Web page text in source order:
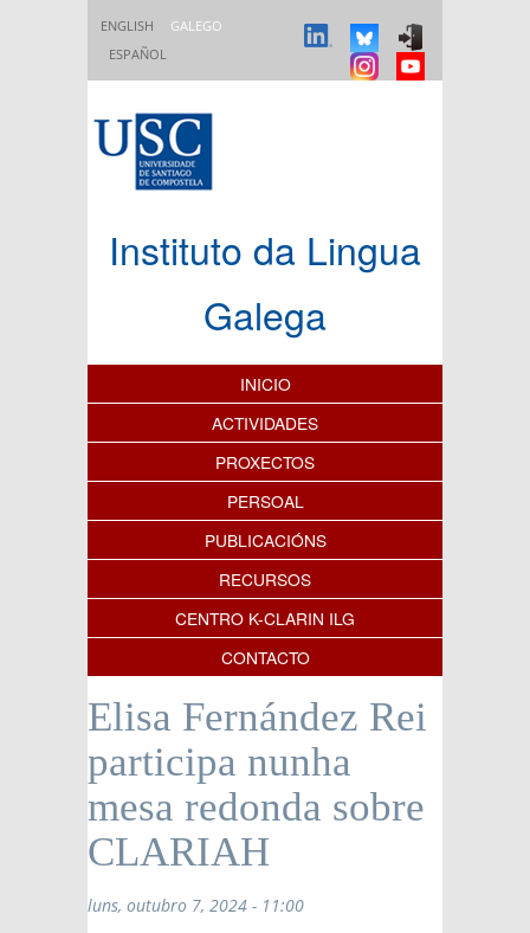
ENGLISH
GALEGO
ESPAÑOL
Instituto da Lingua
Galega
Índice de contidos
INICIO
ACTIVIDADES
PROXECTOS
PERSOAL
PUBLICACIÓNS
RECURSOS
CENTRO K-CLARIN ILG
CONTACTO
Elisa Fernández Rei
participa nunha
mesa redonda sobre
CLARIAH
luns, outubro 7, 2024 - 11:00